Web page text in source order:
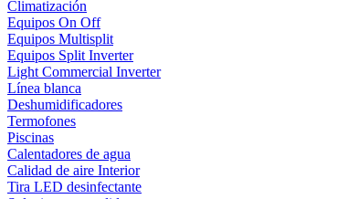
Climatización
Equipos On Off
Equipos Multisplit
Equipos Split Inverter
Light Commercial Inverter
Línea blanca
Deshumidificadores
Termofones
Piscinas
Calentadores de agua
Calidad de aire Interior
Tira LED desinfectante